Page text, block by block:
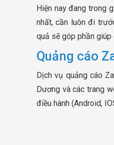
Hiện nay đang trong
nhất, cần luôn đi
quả sẽ góp phần giúp
Quảng cáo
Dịch vụ quảng cáo
Dương và các trang
điều hành (Android,